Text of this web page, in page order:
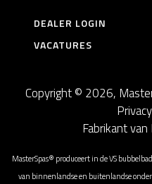
DEALER LOGIN
VACATURES
Copyright © 2026,
Fabrikant
MasterSpas® produceert in de VS
van binnenlandse en buitenlandse